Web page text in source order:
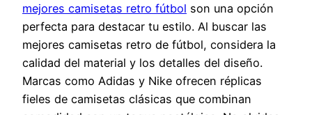
mejores camisetas retro fútbol son una opción
perfecta para destacar tu estilo. Al buscar las
mejores camisetas retro de fútbol, considera la
calidad del material y los detalles del diseño.
Marcas como Adidas y Nike ofrecen réplicas
fieles de camisetas clásicas que combinan